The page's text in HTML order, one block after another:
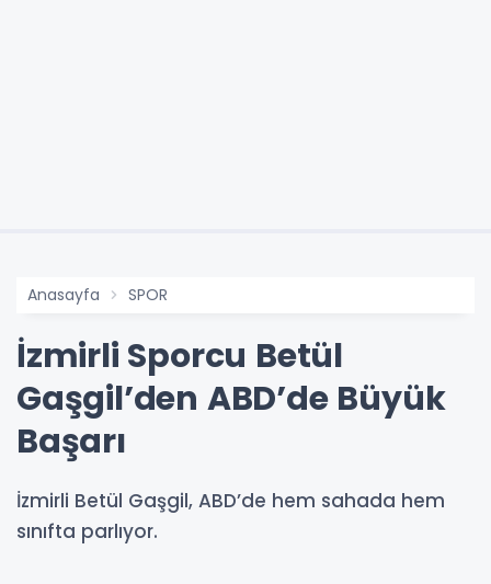
Anasayfa SPOR
İzmirli Sporcu Betül
Gaşgil’den ABD’de Büyük
Başarı
İzmirli Betül Gaşgil, ABD’de hem sahada hem
sınıfta parlıyor.